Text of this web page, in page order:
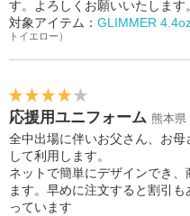
す。よろしくお願いいたします。
対象アイテム： GLIMMER
トイエロー）
応援用ユニフォーム 熊本
全中出場に伴いお父さん、お
して利用します。
ネットで簡単にデザインでき
ます。早めに注文すると割引
っています